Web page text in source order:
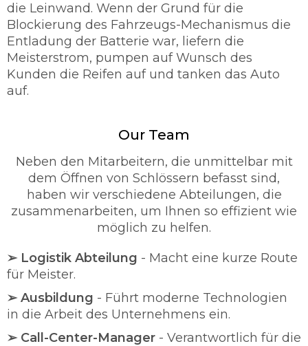
die Leinwand. Wenn der Grund für die
Blockierung des Fahrzeugs-Mechanismus die
Entladung der Batterie war, liefern die
Meisterstrom, pumpen auf Wunsch des
Kunden die Reifen auf und tanken das Auto
auf.
Our Team
Neben den Mitarbeitern, die unmittelbar mit
dem Öffnen von Schlössern befasst sind,
haben wir verschiedene Abteilungen, die
zusammenarbeiten, um Ihnen so effizient wie
möglich zu helfen.
➢ Logistik Abteilung - Macht eine kurze Route
für Meister.
➢ Ausbildung - Führt moderne Technologien
in die Arbeit des Unternehmens ein.
➢ Call-Center-Manager - Verantwortlich für die